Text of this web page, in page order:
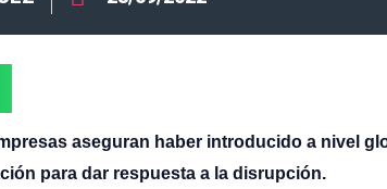
aseguran haber introducido a nivel
para dar respuesta a la disrupción.